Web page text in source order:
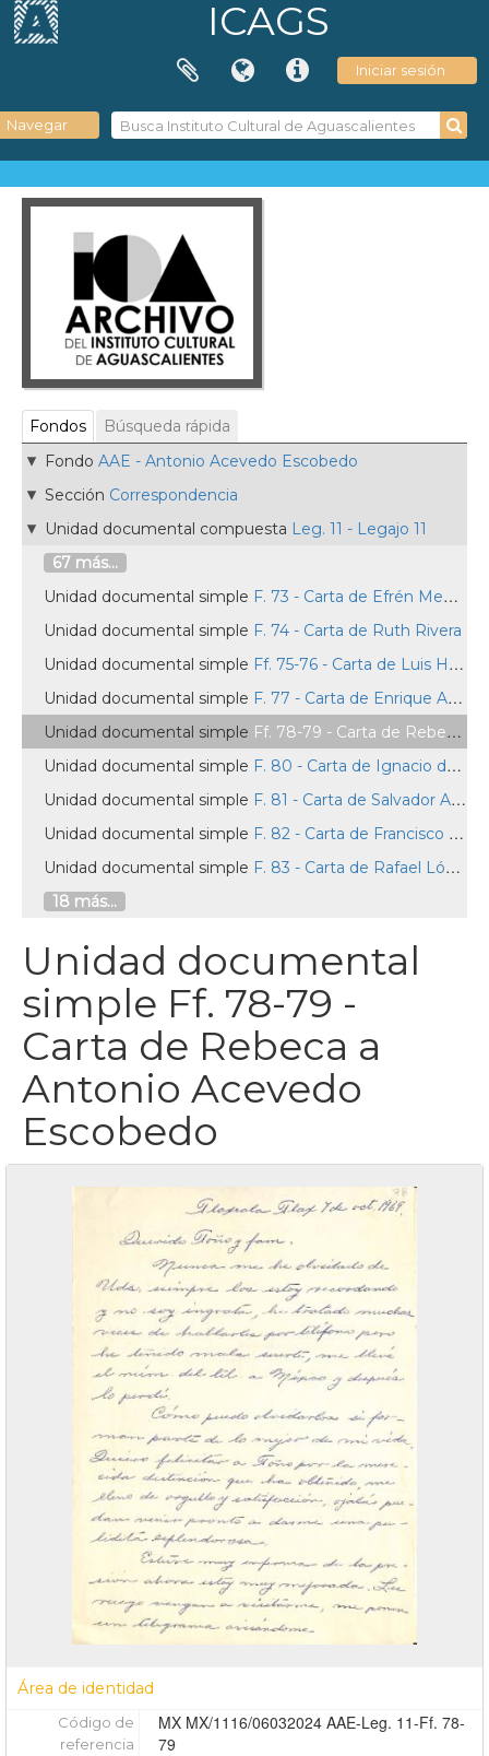
ICAGS
Iniciar sesión
Navegar
Fondos
Búsqueda rápida
Fondo AAE - Antonio Acevedo Escobedo
Sección Correspondencia
Unidad documental compuesta Leg. 11 - Legajo 11
67 más...
Unidad documental simple F. 73 - Carta de Efrén Meneses Villagrán
Unidad documental simple F. 74 - Carta de Ruth Rivera
Unidad documental simple Ff. 75-76 - Carta de Luis Hernández Valdez
Unidad documental simple F. 77 - Carta de Enrique Ayala Medina
Unidad documental simple Ff. 78-79 - Carta de Rebeca a Antonio Acevedo Escobedo
Unidad documental simple F. 80 - Carta de Ignacio de las Fuentes Rodríguez
Unidad documental simple F. 81 - Carta de Salvador Azuela
Unidad documental simple F. 82 - Carta de Francisco Guel Jiménez
Unidad documental simple F. 83 - Carta de Rafael López
18 más...
Unidad documental
simple Ff. 78-79 -
Carta de Rebeca a
Antonio Acevedo
Escobedo
Área de identidad
Código de
referencia
MX MX/1116/06032024 AAE-Leg. 11-Ff. 78-
79